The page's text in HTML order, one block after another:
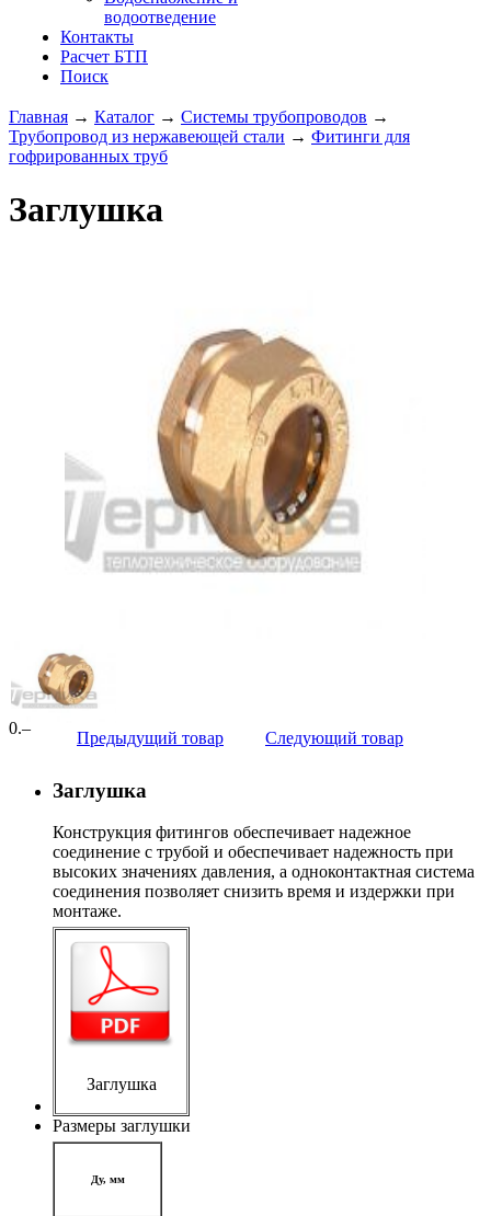
водоотведение
Контакты
Расчет БТП
Поиск
Главная → Каталог → Системы трубопроводов →
Трубопровод из нержавеющей стали → Фитинги для
гофрированных труб
Заглушка
Предыдущий товар Следующий товар
0.–
Заглушка
Конструкция фитингов обеспечивает надежное
соединение с трубой и обеспечивает надежность при
высоких значениях давления, а одноконтактная система
соединения позволяет снизить время и издержки при
монтаже.
Заглушка
Размеры заглушки
Ду, мм